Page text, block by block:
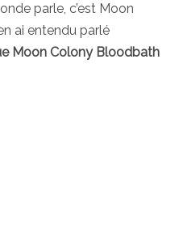
parle, c’est Moon
ai entendu parlé
Moon Colony Bloodbath